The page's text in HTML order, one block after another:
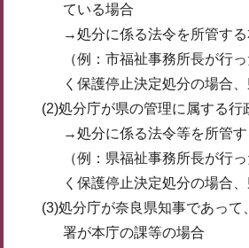
ている場合
→処分に係る法令を所管す
（例：市福祉事務所長が行
く保護停止決定処分の場合、
(2)処分庁が県の管理に属する行
→処分に係る法令等を所管
（例：県福祉事務所長が行
く保護停止決定処分の場合、
(3)処分庁が奈良県知事であって
署が本庁の課等の場合